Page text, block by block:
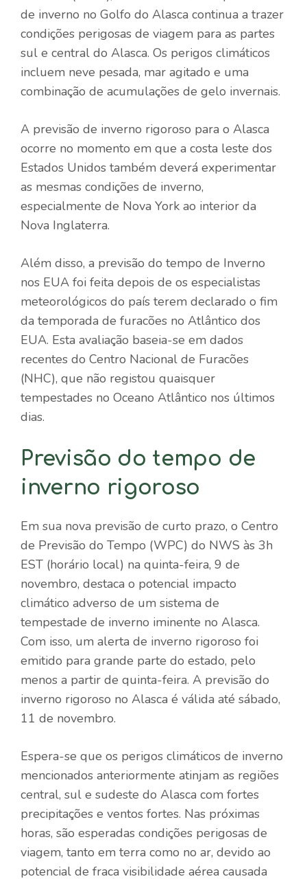
de inverno no Golfo do Alasca continua a trazer
condições perigosas de viagem para as partes
sul e central do Alasca. Os perigos climáticos
incluem neve pesada, mar agitado e uma
combinação de acumulações de gelo invernais.
A previsão de inverno rigoroso para o Alasca
ocorre no momento em que a costa leste dos
Estados Unidos também deverá experimentar
as mesmas condições de inverno,
especialmente de Nova York ao interior da
Nova Inglaterra.
Além disso, a previsão do tempo de Inverno
nos EUA foi feita depois de os especialistas
meteorológicos do país terem declarado o fim
da temporada de furacões no Atlântico dos
EUA. Esta avaliação baseia-se em dados
recentes do Centro Nacional de Furacões
(NHC), que não registou quaisquer
tempestades no Oceano Atlântico nos últimos
dias.
Previsão do tempo de
inverno rigoroso
Em sua nova previsão de curto prazo, o Centro
de Previsão do Tempo (WPC) do NWS às 3h
EST (horário local) na quinta-feira, 9 de
novembro, destaca o potencial impacto
climático adverso de um sistema de
tempestade de inverno iminente no Alasca.
Com isso, um alerta de inverno rigoroso foi
emitido para grande parte do estado, pelo
menos a partir de quinta-feira. A previsão do
inverno rigoroso no Alasca é válida até sábado,
11 de novembro.
Espera-se que os perigos climáticos de inverno
mencionados anteriormente atinjam as regiões
central, sul e sudeste do Alasca com fortes
precipitações e ventos fortes. Nas próximas
horas, são esperadas condições perigosas de
viagem, tanto em terra como no ar, devido ao
potencial de fraca visibilidade aérea causada